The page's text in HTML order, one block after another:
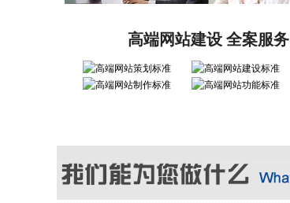
高端网站建设 全案服务